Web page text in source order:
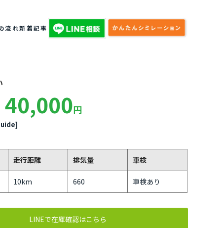
流れ新着記事
40,000円
走行距離 排気量 車検
10km 660 車検あり
LINEで在庫確認はこちら